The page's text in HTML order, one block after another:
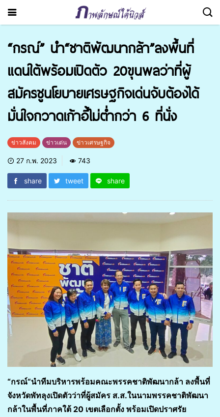
“กรณ์” นำ“ชาติพัฒนากล้า”ลงพื้นที่
แดนใต้พร้อมเปิดตัว 20ขุนพลว่าที่ผู้
สมัครชูนโยบายเศรษฐกิจเด่นจับต้องได้
มั่นใจกวาดเก้าอี้ไม่ต่ำกว่า 6 ที่นั่ง
ข่าวสังคม ข่าวเด่น ข่าวเศรษฐกิจ
27 ก.พ. 2023 743
share tweet share
“กรณ์“นำทีมบริหารพร้อมคณะพรรคชาติพัฒนากล้า ลงพื้นที่
จังหวัดพัทลุงเปิดตัวว่าที่ผู้สมัคร ส.ส.ในนามพรรคชาติพัฒนา
กล้าในพื้นที่ภาคใต้ 20 เขตเลือกตั้ง พร้อมเปิดปราศรัย